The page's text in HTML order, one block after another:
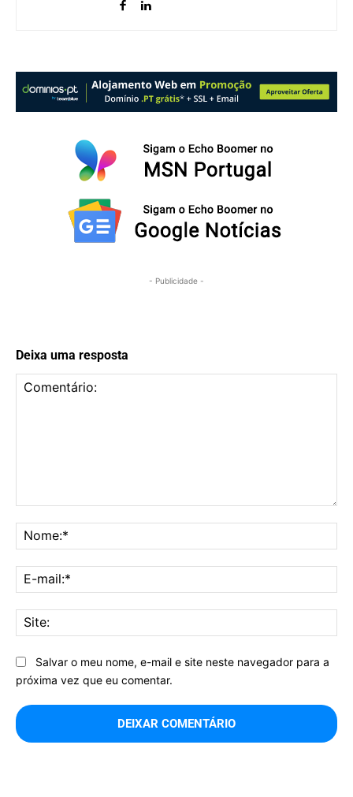
- Publicidade -
Deixa uma resposta
Salvar o meu nome, e-mail e site neste navegador para a
próxima vez que eu comentar.